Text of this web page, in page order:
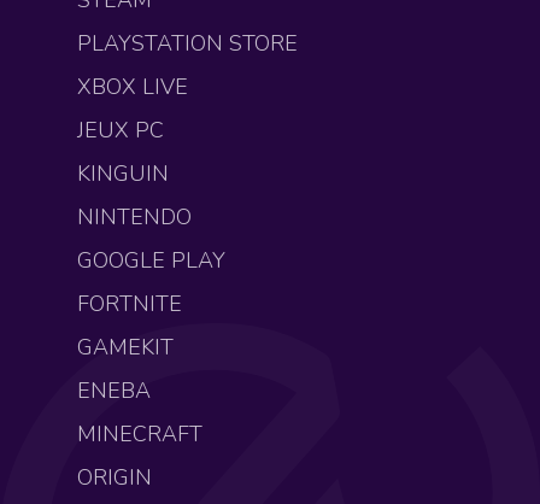
PLAYSTATION STORE
XBOX LIVE
JEUX PC
KINGUIN
NINTENDO
GOOGLE PLAY
FORTNITE
GAMEKIT
ENEBA
MINECRAFT
ORIGIN